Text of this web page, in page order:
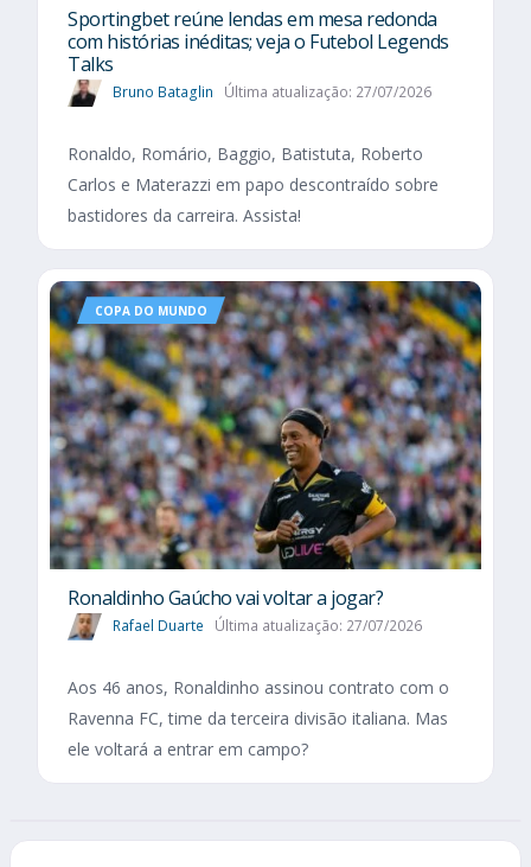
Sportingbet reúne lendas em mesa redonda
com histórias inéditas; veja o Futebol Legends
Talks
Bruno Bataglin Última atualização: 27/07/2026
Ronaldo, Romário, Baggio, Batistuta, Roberto
Carlos e Materazzi em papo descontraído sobre
bastidores da carreira. Assista!
COPA DO MUNDO
Ronaldinho Gaúcho vai voltar a jogar?
Rafael Duarte Última atualização: 27/07/2026
Aos 46 anos, Ronaldinho assinou contrato com o
Ravenna FC, time da terceira divisão italiana. Mas
ele voltará a entrar em campo?